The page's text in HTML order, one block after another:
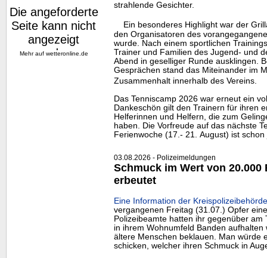
Mehr auf wetteronline.de
strahlende Gesichter.
Ein besonderes Highlight war der
den Organisatoren des
wurde. Nach einem sportlichen
Trainer und Familien des Jugend- und
Abend in geselliger Runde ausklingen.
Gesprächen stand das Miteinander im
Zusammenhalt innerhalb des Vereins.
Das Tenniscamp 2026 war erneut ein
Dankeschön gilt den Trainern für ihren
Helferinnen und Helfern, die zum
haben. Die Vorfreude auf das nächste
Ferienwoche (17.- 21. August) ist
03.08.2026 - Polizeimeldungen
Schmuck im Wert von 20.000
erbeutet
Eine Information der
vergangenen Freitag (31.07.) Opfer
Polizeibeamte hatten ihr gegenüber am
in ihrem Wohnumfeld Banden
ältere Menschen beklauen. Man würde
schicken, welcher ihren Schmuck in